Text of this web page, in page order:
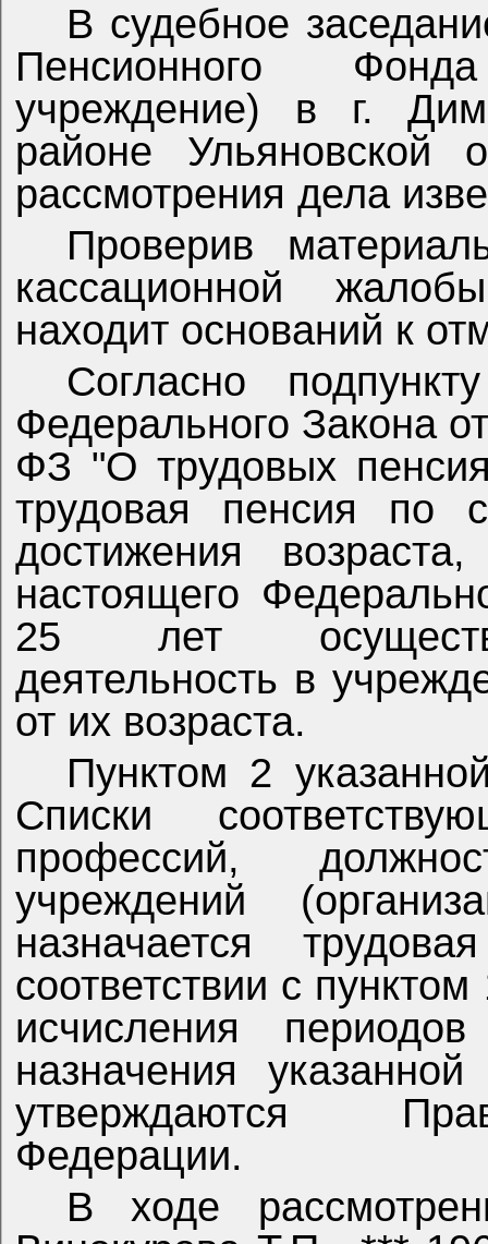
В судебное
Пенсионного
учреждение) в г.
районе
рассмотрения дела
Проверив
кассационной
находит оснований к
Согласно
Федерального Закона
ФЗ "О трудовых
трудовая пенсия по
достижения
настоящего
25 лет
деятельность в
от их возраста.
Пунктом 2
Списки
профессий,
учреждений
назначается
соответствии с
исчисления
назначения
утверждаются
Федерации.
В ходе